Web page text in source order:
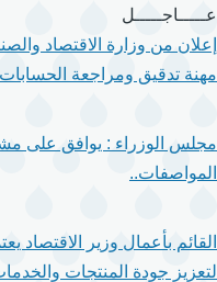
تجاوز
إلى
المحتوى
عـــــاجـــــل
إعلان من وزارة الاقتصاد
مهنة تدقيق ومراجعة الحسابات
مجلس الوزراء : يوافق على
المواصفات..
لتعزيز جودة المنتجات